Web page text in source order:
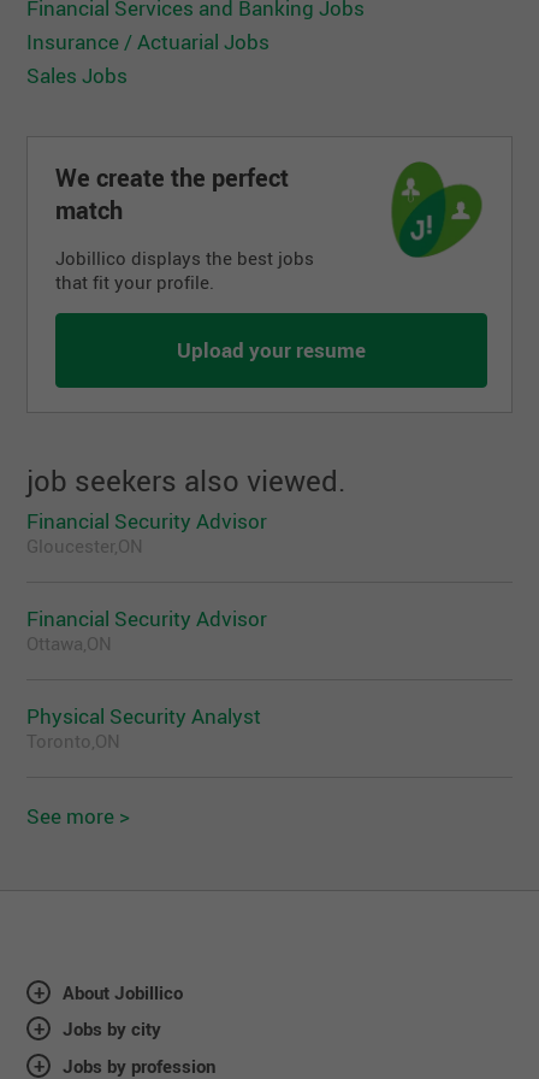
Prenez en main votre carrière dès maintenant!
Financial Services and Banking Jobs
Insurance / Actuarial Jobs
Sales Jobs
We create the perfect
match
Jobillico displays the best jobs
that fit your profile.
Upload your resume
job seekers also viewed.
Financial Security Advisor
Gloucester,ON
Financial Security Advisor
Ottawa,ON
Physical Security Analyst
Toronto,ON
See more >
About Jobillico
Jobs by city
Jobs by profession